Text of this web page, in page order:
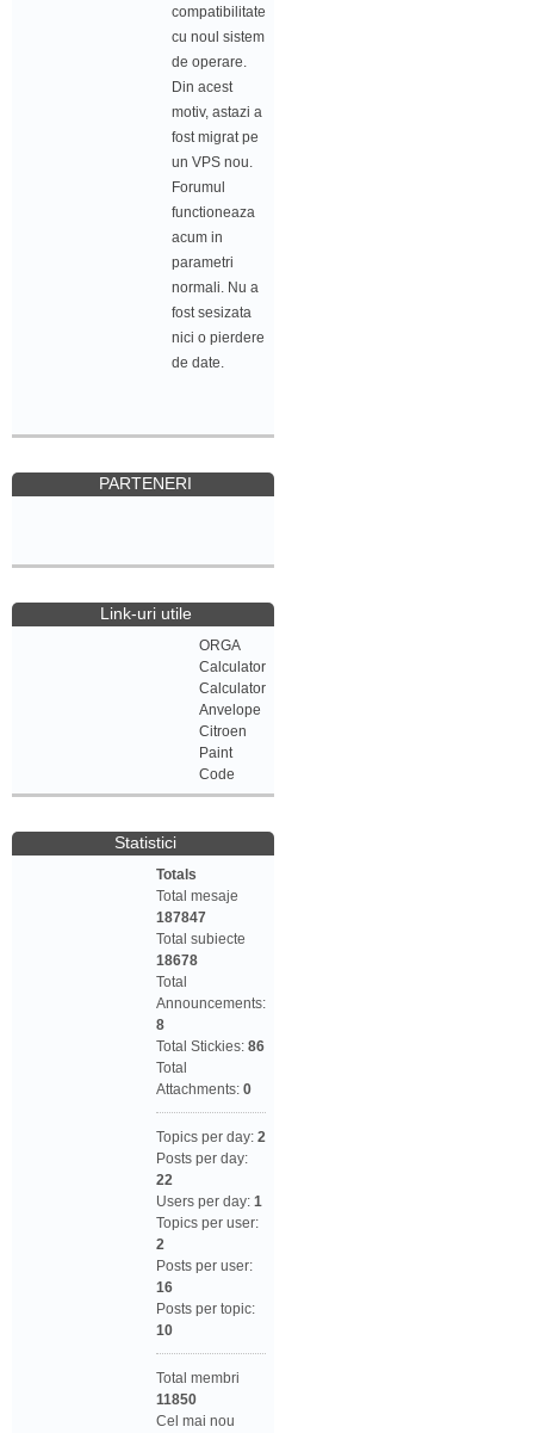
compatibilitate
cu noul sistem
de operare.
Din acest
motiv, astazi a
fost migrat pe
un VPS nou.
Forumul
functioneaza
acum in
parametri
normali. Nu a
fost sesizata
nici o pierdere
de date.
PARTENERI
Link-uri utile
ORGA
Calculator
Calculator
Anvelope
Citroen
Paint
Code
Statistici
Totals
Total mesaje
187847
Total subiecte
18678
Total
Announcements:
8
Total Stickies: 86
Total
Attachments: 0
Topics per day: 2
Posts per day:
22
Users per day: 1
Topics per user:
2
Posts per user:
16
Posts per topic:
10
Total membri
11850
Cel mai nou